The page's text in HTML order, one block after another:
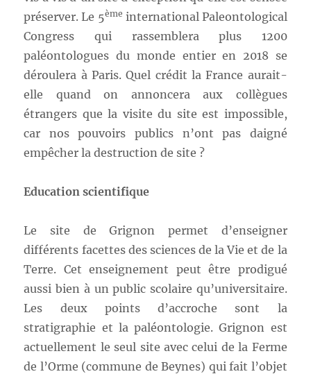
préserver. Le 5ème international Paleontological
Congress qui rassemblera plus 1200
paléontologues du monde entier en 2018 se
déroulera à Paris. Quel crédit la France aurait-
elle quand on annoncera aux collègues
étrangers que la visite du site est impossible,
car nos pouvoirs publics n’ont pas daigné
empêcher la destruction de site ?
Education scientifique
Le site de Grignon permet d’enseigner
différents facettes des sciences de la Vie et de la
Terre. Cet enseignement peut être prodigué
aussi bien à un public scolaire qu’universitaire.
Les deux points d’accroche sont la
stratigraphie et la paléontologie. Grignon est
actuellement le seul site avec celui de la Ferme
de l’Orme (commune de Beynes) qui fait l’objet